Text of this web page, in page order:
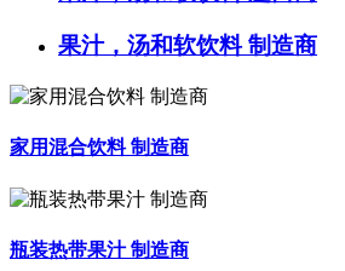
果汁，汤和软饮料制造商
家用混合饮料 制造商
瓶装热带果汁 制造商